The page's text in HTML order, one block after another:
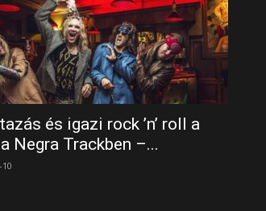
és igazi rock ’n’ roll a
Negra Trackben –...